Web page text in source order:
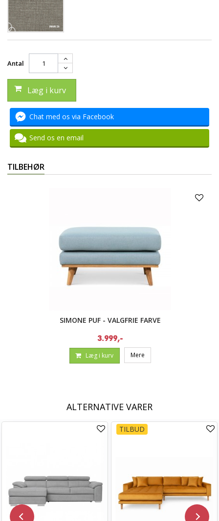
Antal
Læg i kurv
Chat med os via Facebook
Send os en email
TILBEHØR
SIMONE PUF - VALGFRIE FARVE
3.999,-
Læg i kurv Mere
ALTERNATIVE VARER
TILBUD